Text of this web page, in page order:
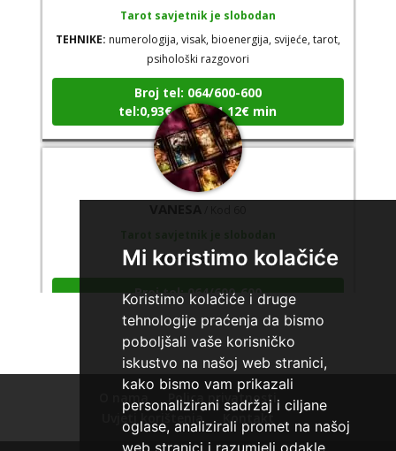
Mi koristimo kolačiće
Koristimo kolačiće i druge
tehnologije praćenja da bismo
poboljšali vaše korisničko
iskustvo na našoj web stranici,
kako bismo vam prikazali
personalizirani sadržaj i ciljane
oglase, analizirali promet na našoj
web stranici i razumjeli odakle
Tarot savjetnik je slobodan
TEHNIKE:
numerologija, visak, bioenergija, svijeće, tarot,
psihološki razgovori
Broj tel: 064/600-600
tel:0,93€ - mob:1,12€ min
VANESA/ Kod 60
TEHNIKE:tarot
tel:0,93€ - mob:1,12€ min
ALBA/ Kod 24
Tarot savjetnik je slobodan
Polica privatnosti
Uvjeti korištenja
Kontakt